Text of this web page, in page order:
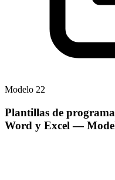
Modelo 22
Plantillas de
Word y Excel —